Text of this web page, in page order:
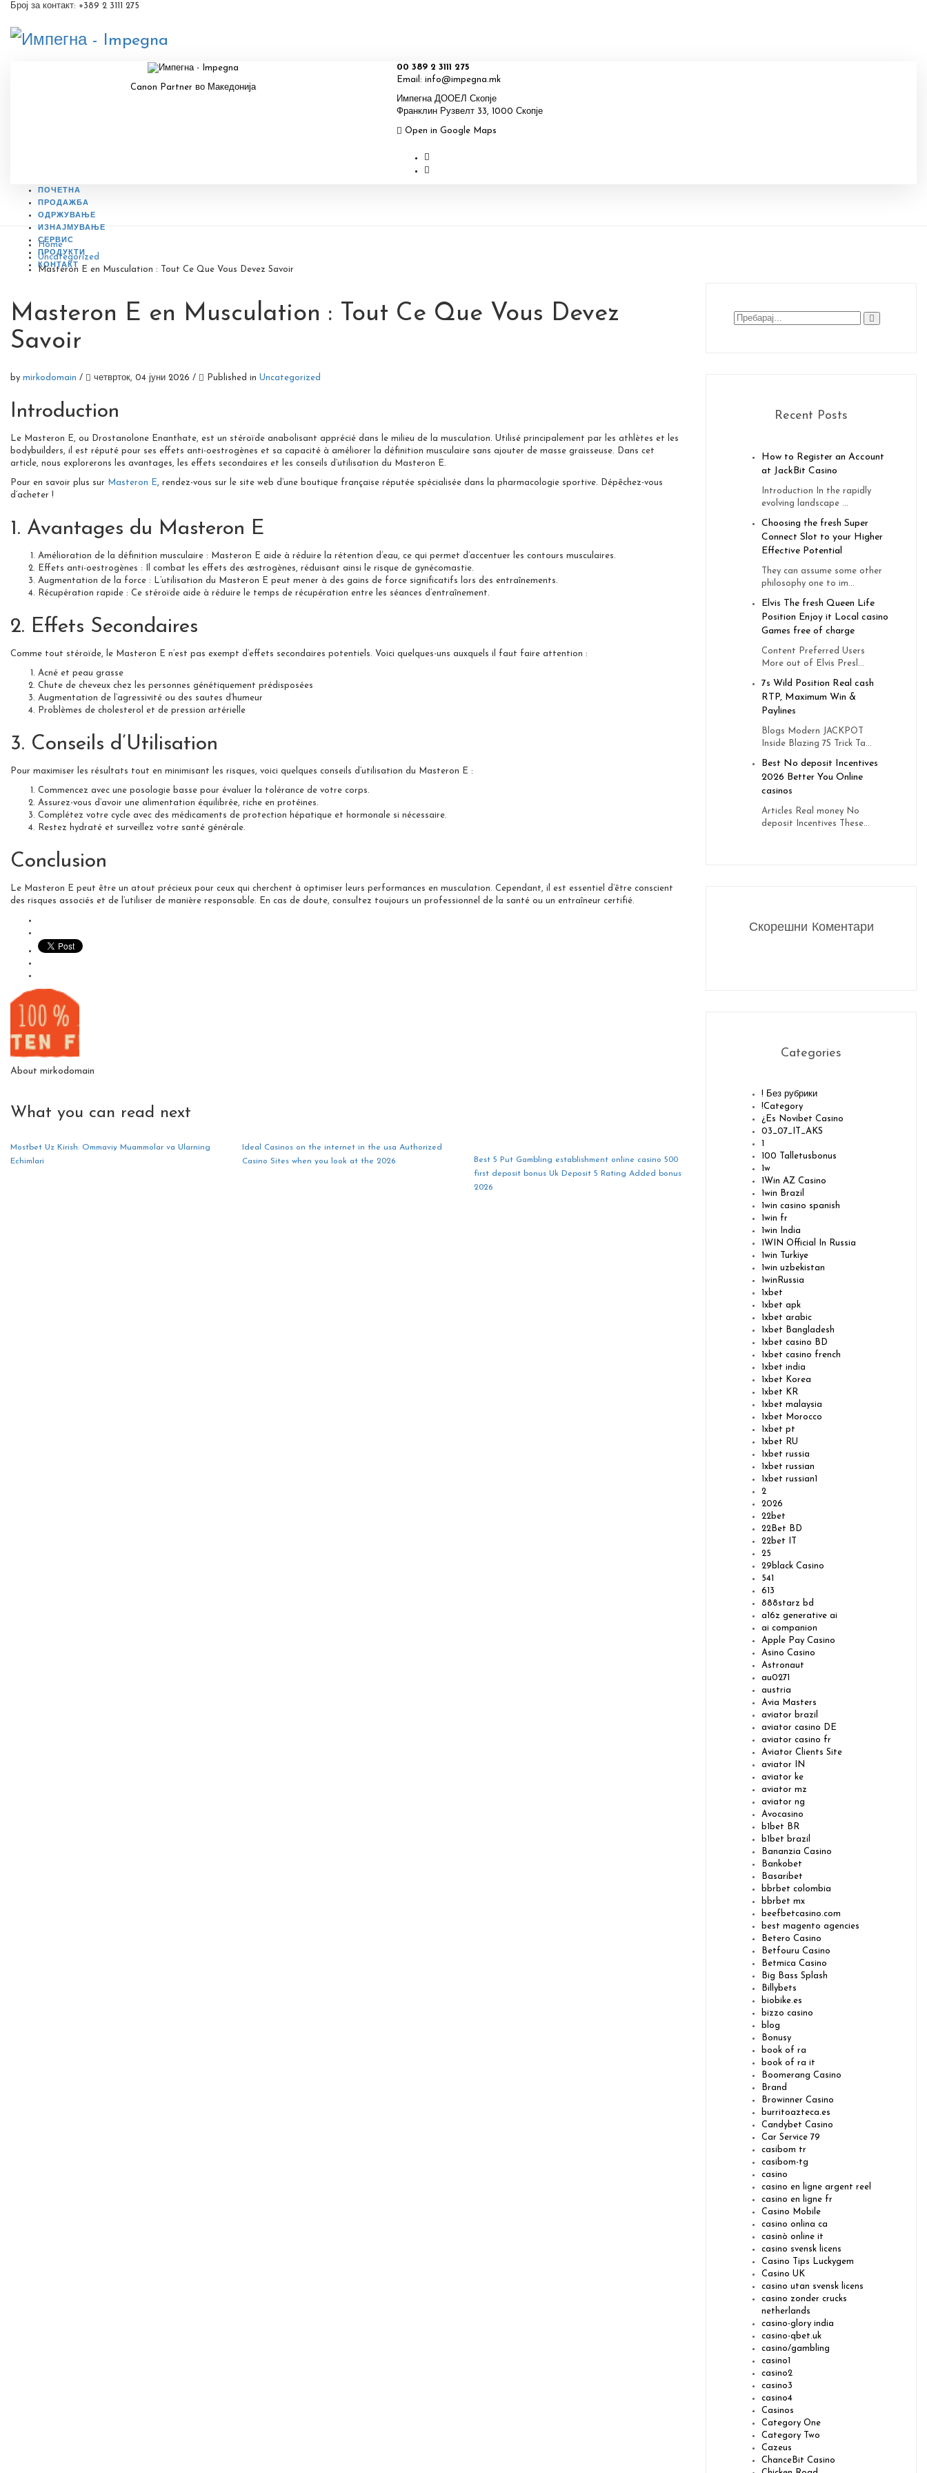
Број за контакт: +389 2 3111 275
Canon Partner во Македонија
00 389 2 3111 275
Email: info@impegna.mk
Импегна ДООЕЛ Скопје
Франклин Рузвелт 33, 1000 Скопје
Open in Google Maps
ПОЧЕТНА
ПРОДАЖБА
ОДРЖУВАЊЕ
ИЗНАЈМУВАЊЕ
СЕРВИС
ПРОДУКТИ
КОНТАКТ
Home
Uncategorized
Masteron E en Musculation : Tout Ce Que Vous Devez Savoir
Masteron E en Musculation : Tout Ce Que Vous Devez
Savoir
by mirkodomain / четврток, 04 јуни 2026 / Published in Uncategorized
Introduction
Le Masteron E, ou Drostanolone Enanthate, est un stéroïde anabolisant apprécié dans le milieu de la musculation. Utilisé principalement par les athlètes et les
bodybuilders, il est réputé pour ses effets anti-oestrogènes et sa capacité à améliorer la définition musculaire sans ajouter de masse graisseuse. Dans cet
article, nous explorerons les avantages, les effets secondaires et les conseils d’utilisation du Masteron E.
Pour en savoir plus sur Masteron E, rendez-vous sur le site web d’une boutique française réputée spécialisée dans la pharmacologie sportive. Dépêchez-vous
d’acheter !
1. Avantages du Masteron E
Amélioration de la définition musculaire : Masteron E aide à réduire la rétention d’eau, ce qui permet d’accentuer les contours musculaires.
Effets anti-oestrogènes : Il combat les effets des œstrogènes, réduisant ainsi le risque de gynécomastie.
Augmentation de la force : L’utilisation du Masteron E peut mener à des gains de force significatifs lors des entraînements.
Récupération rapide : Ce stéroïde aide à réduire le temps de récupération entre les séances d’entraînement.
2. Effets Secondaires
Comme tout stéroïde, le Masteron E n’est pas exempt d’effets secondaires potentiels. Voici quelques-uns auxquels il faut faire attention :
Acné et peau grasse
Chute de cheveux chez les personnes génétiquement prédisposées
Augmentation de l’agressivité ou des sautes d’humeur
Problèmes de cholesterol et de pression artérielle
3. Conseils d’Utilisation
Pour maximiser les résultats tout en minimisant les risques, voici quelques conseils d’utilisation du Masteron E :
Commencez avec une posologie basse pour évaluer la tolérance de votre corps.
Assurez-vous d’avoir une alimentation équilibrée, riche en protéines.
Complétez votre cycle avec des médicaments de protection hépatique et hormonale si nécessaire.
Restez hydraté et surveillez votre santé générale.
Conclusion
Le Masteron E peut être un atout précieux pour ceux qui cherchent à optimiser leurs performances en musculation. Cependant, il est essentiel d’être conscient
des risques associés et de l’utiliser de manière responsable. En cas de doute, consultez toujours un professionnel de la santé ou un entraîneur certifié.
About mirkodomain
What you can read next
Mostbet Uz Kirish: Ommaviy Muammolar va Ularning
Echimlari
Ideal Casinos on the internet in the usa Authorized
Casino Sites when you look at the 2026
Best 5 Put Gambling establishment online casino 500
first deposit bonus Uk Deposit 5 Rating Added bonus
2026
Recent Posts
How to Register an Account
at JackBit Casino
Introduction In the rapidly
evolving landscape ...
Choosing the fresh Super
Connect Slot to your Higher
Effective Potential
They can assume some other
philosophy one to im...
Elvis The fresh Queen Life
Position Enjoy it Local casino
Games free of charge
Content Preferred Users
More out of Elvis Presl...
7s Wild Position Real cash
RTP, Maximum Win &
Paylines
Blogs Modern JACKPOT
Inside Blazing 7S Trick Ta...
Best No deposit Incentives
2026 Better You Online
casinos
Articles Real money No
deposit Incentives These...
Скорешни Коментари
Categories
! Без рубрики
!Category
¿Es Novibet Casino
03_07_IT_AKS
1
100 Talletusbonus
1w
1Win AZ Casino
1win Brazil
1win casino spanish
1win fr
1win India
1WIN Official In Russia
1win Turkiye
1win uzbekistan
1winRussia
1xbet
1xbet apk
1xbet arabic
1xbet Bangladesh
1xbet casino BD
1xbet casino french
1xbet india
1xbet Korea
1xbet KR
1xbet malaysia
1xbet Morocco
1xbet pt
1xbet RU
1xbet russia
1xbet russian
1xbet russian1
2
2026
22bet
22Bet BD
22bet IT
25
29black Casino
541
613
888starz bd
a16z generative ai
ai companion
Apple Pay Casino
Asino Casino
Astronaut
au0271
austria
Avia Masters
aviator brazil
aviator casino DE
aviator casino fr
Aviator Clients Site
aviator IN
aviator ke
aviator mz
aviator ng
Avocasino
b1bet BR
b1bet brazil
Bananzia Casino
Bankobet
Basaribet
bbrbet colombia
bbrbet mx
beefbetcasino.com
best magento agencies
Betero Casino
Betfouru Casino
Betmica Casino
Big Bass Splash
Billybets
biobike.es
bizzo casino
blog
Bonusy
book of ra
book of ra it
Boomerang Casino
Brand
Browinner Casino
burritoazteca.es
Candybet Casino
Car Service 79
casibom tr
casibom-tg
casino
casino en ligne argent reel
casino en ligne fr
Casino Mobile
casino onlina ca
casinò online it
casino svensk licens
Casino Tips Luckygem
Casino UK
casino utan svensk licens
casino zonder crucks
netherlands
casino-glory india
casino-qbet.uk
casino/gambling
casino1
casino2
casino3
casino4
Casinos
Category One
Category Two
Cazeus
ChanceBit Casino